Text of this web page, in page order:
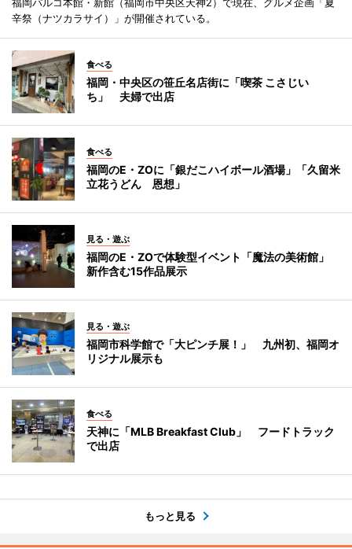
辛祭（ナツカラサイ）」が開催されている。
食べる
福岡・中央区の笹丘名店街に「喫茶 こさじい
ち」 夫婦で出店
食べる
福岡のE・ZOに「銀だこハイボール酒場」「久留米
立花うどん 恩想」
見る・遊ぶ
福岡のE・ZOで体験型イベント「魔法の美術館」
新作含む15作品展示
見る・遊ぶ
福岡市科学館で「大ピンチ展！」 九州初、福岡オ
リジナル展示も
食べる
天神に「MLB Breakfast Club」 フードトラック
で出店
もっと見る